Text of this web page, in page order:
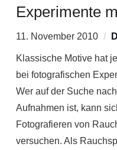
Experimente
11. November 2010
Klassische Motive hat
bei fotografischen
Wer auf der Suche
Aufnahmen ist, kann
Fotografieren von
versuchen. Als